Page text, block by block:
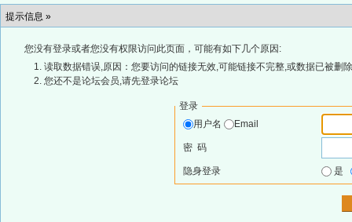
提示信息 »
您没有登录或者您没有权限访问此页面，可能有如下几个原因:
读取数据错误,原因：您要访问的链接无效,可能链接不完整,或数据已被删
您还不是论坛会员,请先登录论坛
登录
用户名
Email
密 码
隐身登录 是